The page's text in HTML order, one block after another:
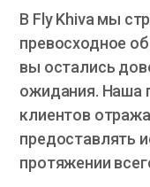
В Fly Khiva мы
превосходное
вы остались
ожидания. Наша
клиентов
предоставлять
протяжении